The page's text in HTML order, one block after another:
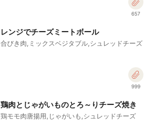
657
レンジでチーズミートボール
合びき肉,ミックスベジタブル,シュレッドチーズ
999
鶏肉とじゃがいものとろ～りチーズ焼き
鶏モモ肉唐揚用,じゃがいも,シュレッドチーズ